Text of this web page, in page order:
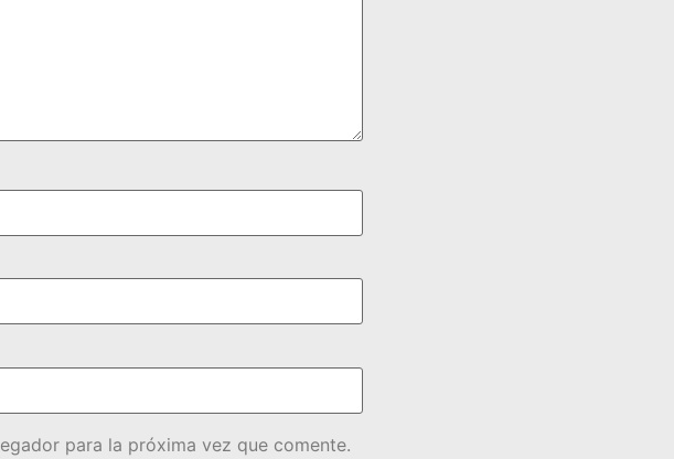
para la próxima vez que comente.